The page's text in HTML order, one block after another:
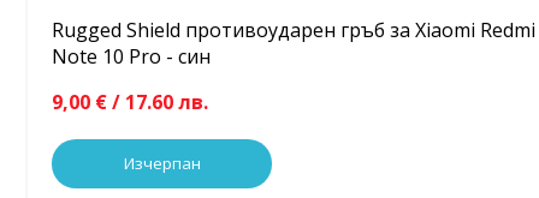
Rugged Shield противоударен гръб за Xiaomi Redmi
Note 10 Pro - син
9,00 € / 17.60 лв.
Изчерпан